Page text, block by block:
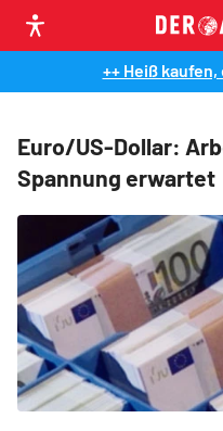
++ Heiß
Euro/US-Dollar:
Spannung erwartet